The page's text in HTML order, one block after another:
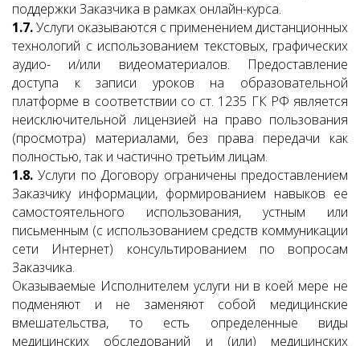
поддержки Заказчика в рамках онлайн-курса.
1.7.Услуги оказываются с применением дистанционных
технологий с использованием текстовых, графических
аудио- и/или видеоматериалов. Предоставление
доступа к записи уроков на образовательной
платформе в соответствии со ст. 1235 ГК РФ является
неисключительной лицензией на право пользования
(просмотра) материалами, без права передачи как
полностью, так и частично третьим лицам.
1.8. Услуги по Договору ограничены предоставлением
Заказчику информации, формированием навыков ее
самостоятельного использования, устным или
письменным (с использованием средств коммуникации
сети Интернет) консультированием по вопросам
Заказчика.
Оказываемые Исполнителем услуги ни в коей мере не
подменяют и не заменяют собой медицинские
вмешательства, то есть определенные виды
медицинских обследований и (или) медицинских